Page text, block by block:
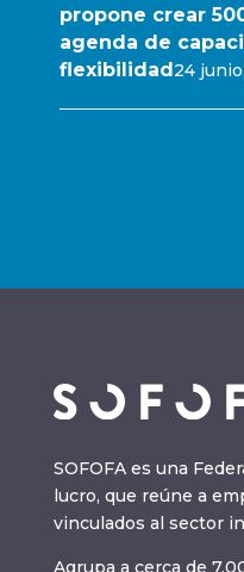
propone crear
agenda de
flexibilidad24
SOFOFA es una
lucro, que reúne a
vinculados al sector
Agrupa a cerca de